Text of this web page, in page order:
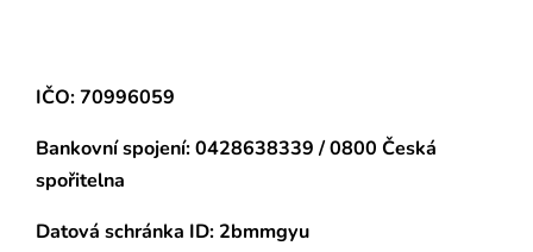
IČO: 70996059
Bankovní spojení:0428638339 / 0800 Česká
spořitelna
Datová schránka ID: 2bmmgyu